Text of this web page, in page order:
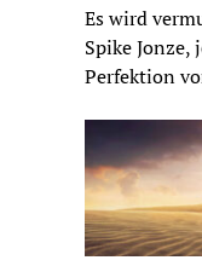
Es wird
Spike Jonze,
Perfektion